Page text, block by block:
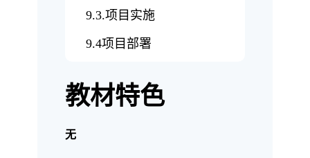
9.3.项目实施
9.4项目部署
教材特色
无